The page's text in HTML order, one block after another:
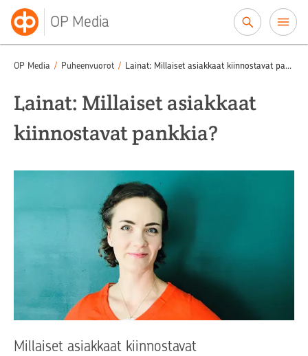
OP Media
OP Media / Puheenvuorot / Lainat: Millaiset asiakkaat kiinnostavat pankkia?
Lainat: Millaiset asiakkaat
kiinnostavat pankkia?
Millaiset asiakkaat kiinnostavat